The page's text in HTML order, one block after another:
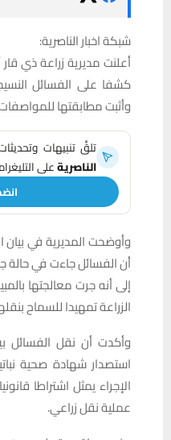
شبكة اخبار الناصرية:
أعلنت مديرية زراعة ذي
كشفا على الفسائل
وأثبت مطابقتها
تلقَّ تنبيهات
الناصريةعلى
وأوضحت المديرية في بيان
أن الفسائل جاءت في حالة
إلى أنه جرت معالجتها
الزراعة تمهيدا للسماح
وأكدت أن نقل الفسائل
استصدار شهادة صحية
الإجراء يمثل اشتراطا
عملية نقل زراعي.